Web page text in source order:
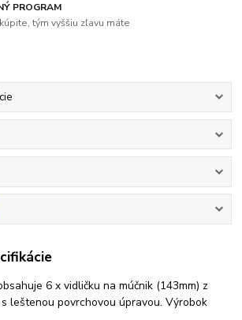
PROGRAM
tým vyššiu zľavu máte
6 x vidličku na múčnik (143mm) z
leštenou povrchovou úpravou. Výrobok